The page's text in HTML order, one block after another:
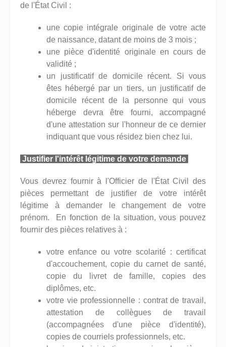
de l'État Civil :
une copie intégrale originale de votre acte
de naissance, datant de moins de 3 mois ;
une pièce d'identité originale en cours de
validité ;
un justificatif de domicile récent. Si vous
êtes hébergé par un tiers, un justificatif de
domicile récent de la personne qui vous
héberge devra être fourni, accompagné
d'une attestation sur l'honneur de ce dernier
indiquant que vous résidez bien chez lui.
Justifier l'intérêt légitime de votre demande
Vous devrez fournir à l'Officier de l'État Civil des
pièces permettant de justifier de votre intérêt
légitime à demander le changement de votre
prénom. En fonction de la situation, vous pouvez
fournir des pièces relatives à :
votre enfance ou votre scolarité : certificat
d'accouchement, copie du carnet de santé,
copie du livret de famille, copies des
diplômes, etc.
votre vie professionnelle : contrat de travail,
attestation de collègues de travail
(accompagnées d'une pièce d'identité),
copies de courriels professionnels, etc.